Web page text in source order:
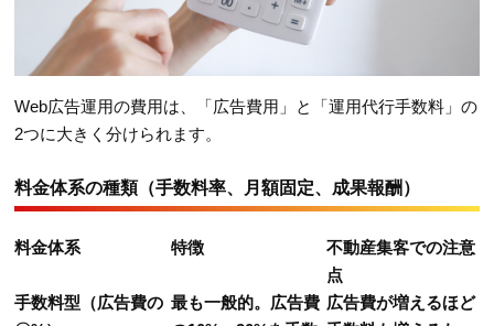
Web広告運用の費用は、「広告費用」と「運用代行手数料」の
2つに大きく分けられます。
料金体系の種類（手数料率、月額固定、成果報酬）
料金体系 特徴
不動産集客での注意
点
手数料型（広告費の 最も一般的。広告費 広告費が増えるほど